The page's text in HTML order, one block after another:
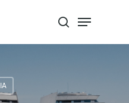
sau Escape